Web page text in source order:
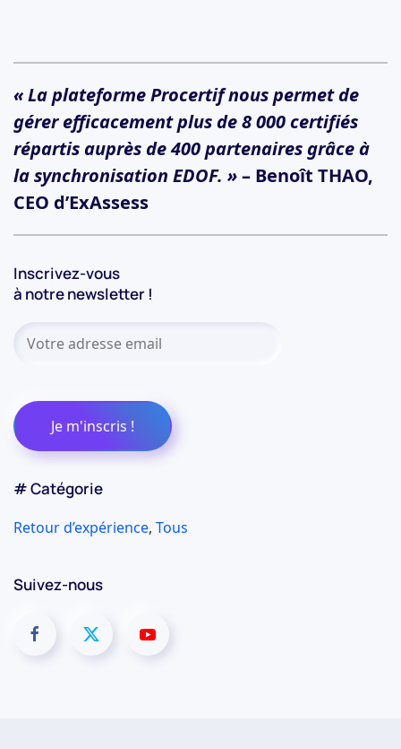
# Catégorie
Retour d’expérience, Tous
Suivez-nous
« La plateforme Procertif nous permet de
gérer efficacement plus de 8 000 certifiés
répartis auprès de 400 partenaires grâce à
la synchronisation EDOF. »– Benoît THAO,
CEO d’ExAssess
Inscrivez-vous
à notre newsletter !